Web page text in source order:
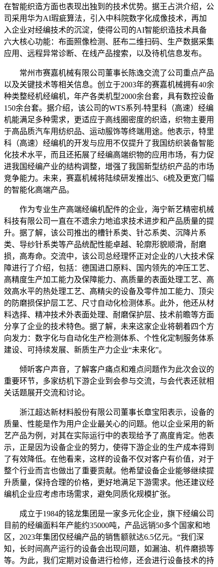
在智能织造方面也表现出独到的技术优势。据王占洪介绍，公
司采用华为AI瑕疵算法，引入中科院数字化成像技术，再加
入企业对经编技术的沉淀，使得公司的AI智能织造技术具备
六大核心功能：布面照像检测、胚布二维扫码、生产数据采集
应用、远程异常诊断、在线产品搜索，以及待机信息发布。
常州市赛嘉机械有限公司董事长陈逸交流了公司重点产品
以及关键技术等相关信息。创立于2003年的赛嘉机械拥有40余
种类整经机经编机，年产各类机型2000余台套，具有数控设备
150余台套。据介绍，该公司的WTS系列-特里科（高速）经编
机能满足多种需求，更适应于高线圈密度的织造，织物主要用
于高品质汽车用纺织品、运动服饰等终端用途。他表示，特里
科（高速）经编机的开发与应用不仅提升了我国纺织装备智能
化技术水平，而且还拓展了经编高端织物的应用市场，有力促
进我国经编产业的结构调整，增强了我国新型纺织产品的市场
竞争能力。未来，赛嘉机械将陆续研发推出5、6梳及更宽门幅
的智能化高端产品。
作为专业生产高端经编机配件的企业，海宁新艺精密机械
科技有限公司一直在不遗余力地追求技术进步和产品质量的提
升。据了解，该公司推出的槽针系类、针芯系类、沉降片系
类、导纱针系类等产品统配性能卓越、轮廓形貌顺滑，耐磨
损，高寿命。交流中，该公司总经理怀正对企业的八大技术保
障进行了介绍，包括：德国进口原料、国内领先的冲压工艺、
高精度生产加工能力及保障能力、高质量的表面处理工艺、高
效高水平的热处理工艺、高精尖的设备及零件加工能力、顶尖
的防磨损保护层工艺、尺寸自动化检测体系。此外，他还从材
料选择、精冲技术外表面处理、耐磨保护层、技术前瞻等方面
分享了企业的技术特色。据了解，未来这家企业将朝着四个方
向发力：数字化与自动化生产检测体系、个性化定制服务体系
建设、可持续发展、新质生产力企业“未来化”。
倾听客户声音，了解客户痛点和难点问题作为此次会议的
重要环节，多家纺机下游企业到会参与交流，与会代表还就相
关话题展开交流和讨论。
浙江超达新材料股份有限公司董事长章宝阳表示，设备的
质量、性能是作为用户企业最关心的问题。他以企业采用的新
艺产品为例，对其在实际运行中的表现给予了高度肯定。他表
示，正是因为设备企业的努力，使得下游企业的生产成本得到
了有效降低。在他看来，这样的设备不仅对客户有价值，对于
整个行业而言也做出了重要贡献。他希望设备企业能够继续提
升质量，保持合理的价格，更好地满足下游需求。他还建议经
编机企业应考虑市场需求，避免同质化规模扩张。
成立于1984的铭龙集团是一家多元化企业，旗下经编公司
目前的经编面料年产能约35000吨，产品远销50多个国家和地
区，2023年集团仅经编产品的销售额就达6.5亿元。“我们深
知，长时间高产运行的设备会出现问题，如漏油、机件磨损等
等。为此，我们定期对设备进行检修，还会进行设备技术的持